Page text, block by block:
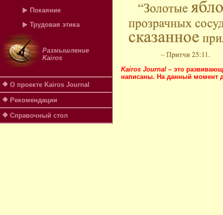
Покаяние
Трудовая этика
Размышление
Kairos
О проекте Kairos Journal
Рекомендации
Справочный стол
Kairos Journal – это
написаны. На данный момент